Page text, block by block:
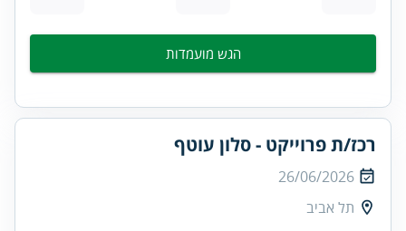
הגש מועמדות
רכז/ת פרוייקט - סלון עוטף
26/06/2026
תל אביב